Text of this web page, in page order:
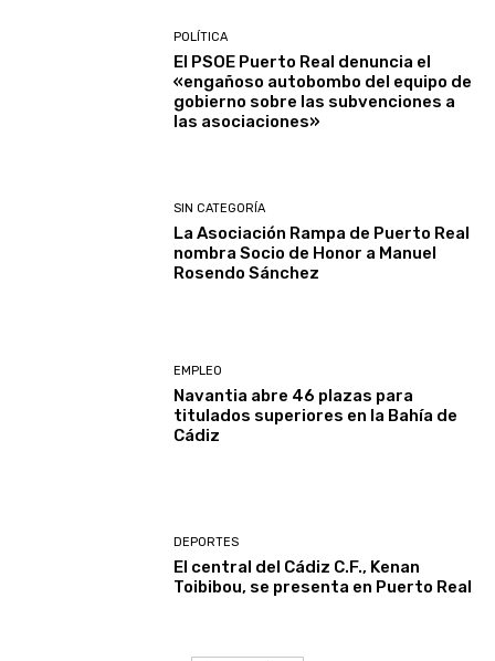
POLÍTICA
El PSOE Puerto Real denuncia el
«engañoso autobombo del equipo de
gobierno sobre las subvenciones a
las asociaciones»
SIN CATEGORÍA
La Asociación Rampa de Puerto Real
nombra Socio de Honor a Manuel
Rosendo Sánchez
EMPLEO
Navantia abre 46 plazas para
titulados superiores en la Bahía de
Cádiz
DEPORTES
El central del Cádiz C.F., Kenan
Toibibou, se presenta en Puerto Real